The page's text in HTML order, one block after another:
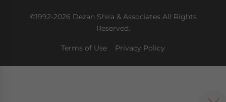
©1992-2026 Dezan Shira & Associates All Rights
Reserved.
Terms of Use Privacy Policy